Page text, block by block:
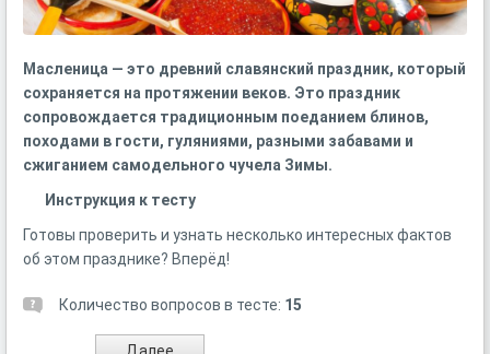
Масленица — это древний славянский праздник, который
сохраняется на протяжении веков. Это праздник
сопровождается традиционным поеданием блинов,
походами в гости, гуляниями, разными забавами и
сжиганием самодельного чучела Зимы.
Инструкция к тесту
Готовы проверить и узнать несколько интересных фактов
об этом празднике? Вперёд!
Количество вопросов в тесте: 15